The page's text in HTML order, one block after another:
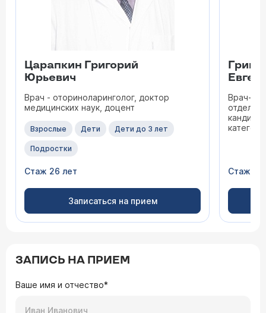
Царапкин Григорий
Юрьевич
Врач - оториноларинголог, доктор
медицинских наук, доцент
Взрослые Дети Дети до 3 лет
Подростки
Стаж 26 лет
Записаться на прием
Врач-
Стаж 32
ЗАПИСЬ НА ПРИЕМ
Ваше имя и отчество*